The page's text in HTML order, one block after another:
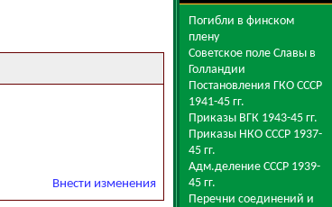
Внести изменения
Погибли в финском
плену
Советское поле Славы в
Голландии
Постановления ГКО СССР
1941-45 гг.
Приказы ВГК 1943-45 гг.
Приказы НКО СССР 1937-
45 гг.
Адм.деление СССР 1939-
45 гг.
Перечни соединений и